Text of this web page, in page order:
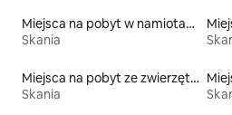
Miejsca na pobyt w namiotach
Skania
Miejsca na pobyt ze zwierzętami
Skania